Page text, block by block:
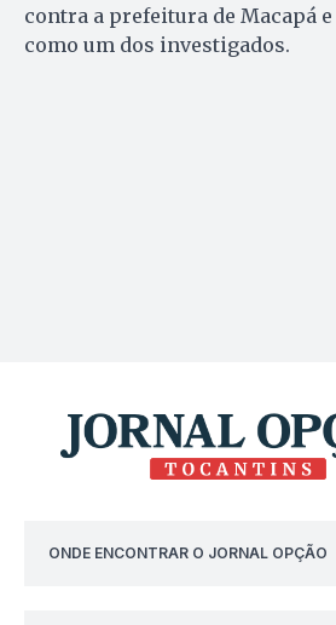
contra a prefeitura de Macapá
como um dos investigados.
ONDE ENCONTRAR O JORNAL OPÇÃO